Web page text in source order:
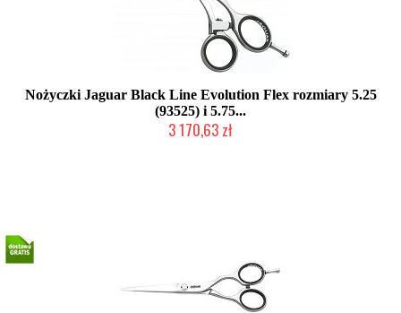
Nożyczki Jaguar Black Line Evolution Flex rozmiary 5.25
(93525) i 5.75...
3 170,63 zł